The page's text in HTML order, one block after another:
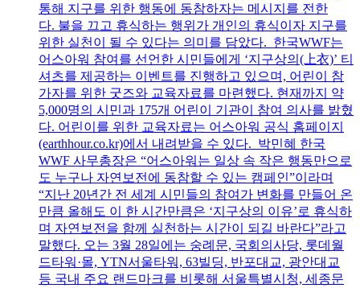
통해 지구를 위한 행동에 동참하자는 메시지를 전한
다. 불을 끄고 휴식하는 행위가 개인의 휴식이자 지구를
위한 실천이 될 수 있다는 의미를 담았다. 한국WWF는
어스아워 참여를 선언한 시민들에게 ‘지구상의(上衣)’ 티
셔츠를 제공하는 이벤트를 진행하고 있으며, 어린이 참
가자를 위한 굿즈와 교육자료를 마련했다. 현재까지 약
5,000명의 시민과 175개 어린이 기관이 참여 의사를 밝혔
다. 어린이를 위한 교육자료는 어스아워 공식 홈페이지
(earthhour.co.kr)에서 내려받을 수 있다. 박민혜 한국
WWF 사무총장은 “어스아워는 일상 속 작은 행동만으로
도 누구나 자연보전에 동참할 수 있는 캠페인”이라며
“지난 20년간 전 세계 시민들의 참여가 변화를 만들어 온
만큼 올해도 이 한 시간만큼은 ‘지구상의 이유’로 휴식하
며 자연보전을 함께 실천하는 시간이 되길 바란다”라고
말했다. 오는 3월 28일에는 숭례문, 국회의사당, 롯데월
드타워·몰, YTN서울타워, 63빌딩, 반포대교, 광안대교
등 국내 주요 랜드마크를 비롯해 서울특별시청, 세종문